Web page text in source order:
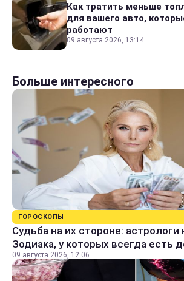
Как тратить меньше
для вашего авто,
работают
09 августа 2026, 13:14
Больше интересного
ГОРОСКОПЫ
Судьба на их стороне: астрологи
Зодиака, у которых всегда есть
09 августа 2026, 12:06